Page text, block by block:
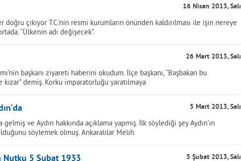
16 Nisan 2013, Salı
doğru çıkıyor T.C.’nin resmi kurumların önünden kaldırılması ile işin nereye
“Ülkenin adı değişecek”.
26 Mart 2013, Salı
başkanı ziyareti haberini okudum. İlçe başkanı, “Başbakan bu
kızar” demiş. Korku imparatorluğu yaratılmaya
5 Mart 2013, Salı
gelmiş ve Aydın hakkında açıklama yapmış. İlk söylediği şey Aydın’ın
söylemek olmuş. Ankaralılar Melih
5 Şubat 2013, Salı